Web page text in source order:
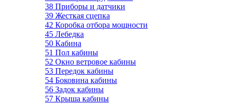
38 Приборы и датчики
39 Жесткая сцепка
42 Коробка отбора мощности
45 Лебедка
50 Кабина
51 Пол кабины
52 Окно ветровое кабины
53 Передок кабины
54 Боковина кабины
56 Задок кабины
57 Крыша кабины